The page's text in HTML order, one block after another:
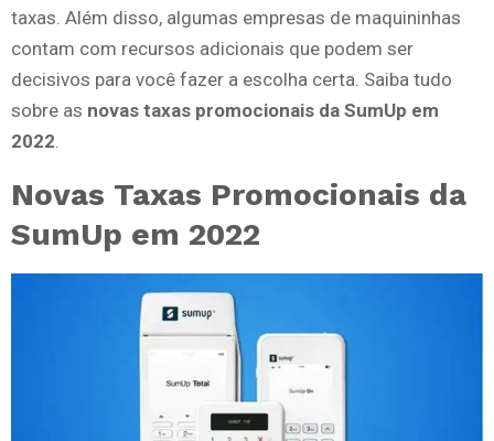
taxas. Além disso, algumas empresas de maquininhas
contam com recursos adicionais que podem ser
decisivos para você fazer a escolha certa. Saiba tudo
sobre as novas taxas promocionais da SumUp em
2022.
Novas Taxas Promocionais da
SumUp em 2022